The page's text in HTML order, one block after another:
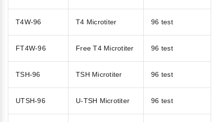
T4W-96 T4 Microtiter 96 test
FT4W-96 Free T4 Microtiter 96 test
TSH-96 TSH Microtiter 96 test
UTSH-96 U-TSH Microtiter 96 test